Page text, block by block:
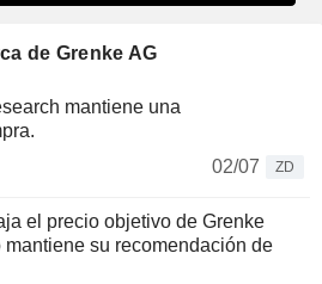
de Grenke AG
mantiene una
02/07
ZD
el precio objetivo de Grenke
su recomendación de